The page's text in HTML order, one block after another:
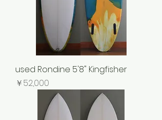
used Rondine 5'8" Kingfisher
価格
￥52,000